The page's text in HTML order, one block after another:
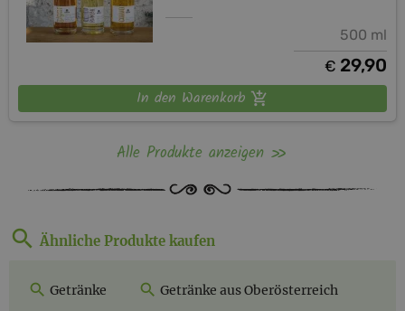
500 ml
€ 29,90
In den Warenkorb
Alle Produkte anzeigen
Ähnliche Produkte kaufen
Getränke Getränke aus Oberösterreich